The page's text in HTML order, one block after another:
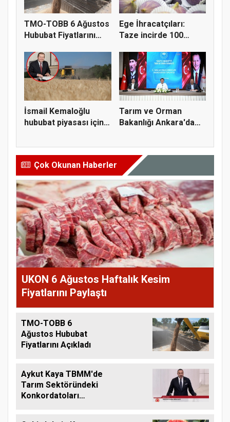
TMO-TOBB 6 Ağustos
Hububat Fiyatlarını
Ege İhracatçıları:
Taze incirde 100
İsmail Kemaloğlu
hububat piyasası için 4
Tarım ve Orman
Bakanlığı Ankara'da
Çok Okunan Haberler
UKON 6 Ağustos Haftalık Kesim
Fiyatlarını Paylaştı
TMO-TOBB 6
Ağustos Hububat
Fiyatlarını Açıkladı
Aykut Kaya TBMM'de
Tarım Sektöründeki
Konkordatoları